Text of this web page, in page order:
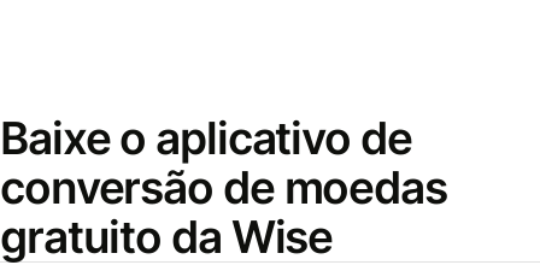
Baixe o aplicativo de
conversão de moedas
gratuito da Wise